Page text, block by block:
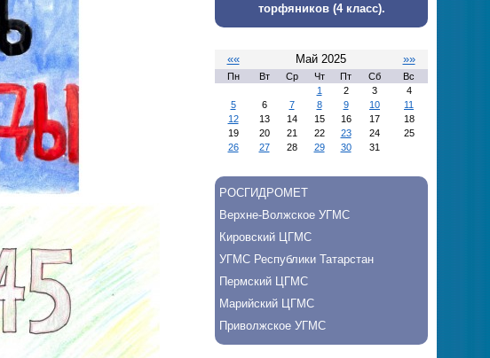
торфяников (4 класс).
«« Май 2025 »»
Пн Вт Ср Чт Пт Сб
Вс
1
2 3
4
5
6 7 8 9 10
11
12
13 14 15 16 17
18
19
20 21 22 23 24
25
26
27 28 29 30 31
РОСГИДРОМЕТ
Верхне-Волжское УГМС
Кировский ЦГМС
УГМС Республики Татарстан
Пермский ЦГМС
Марийский ЦГМС
Приволжское УГМС